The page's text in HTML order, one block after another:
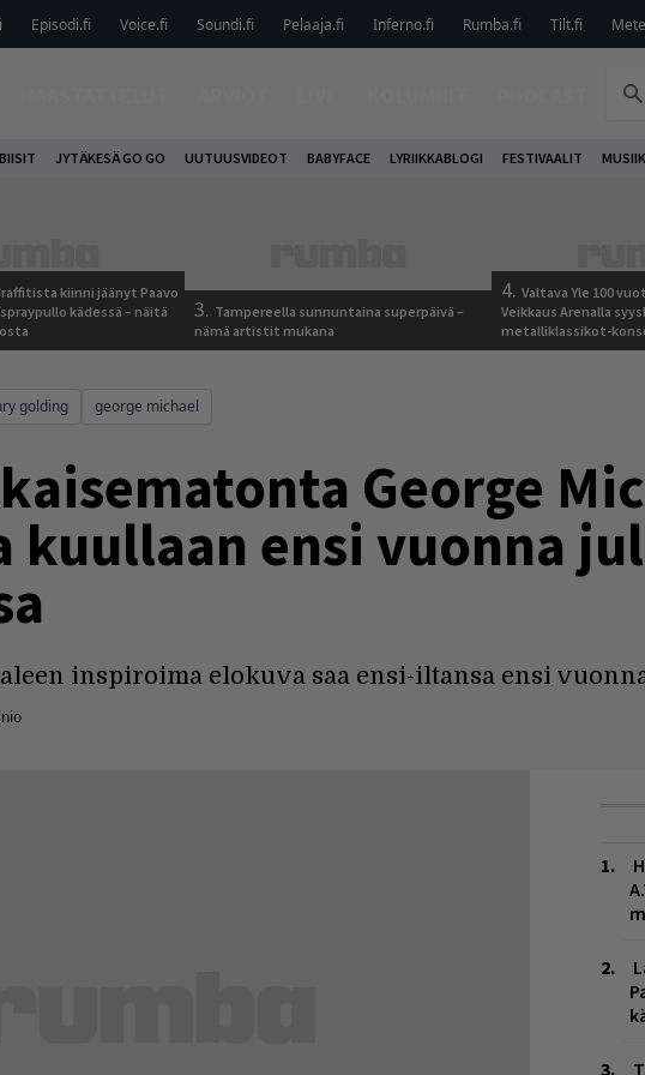
Episodi.fi Voice.fi Soundi.fi Pelaaja.fi Inferno.fi Rumba.fi Tilt.fi
JYTÄKESÄ GO GO UUTUUSVIDEOT BABYFACE LYRIIKKABLOGI FESTIVAALIT
kiinni jäänyt Paavo
kädessä – näitä
3. Tampereella sunnuntaina superpäivä –
nämä artistit mukana
4. Valtava Yle 100
Veikkaus Arenalla
metalliklassikot-
golding george michael
George
ensi vuonna
inspiroima elokuva saa ensi-iltansa ensi